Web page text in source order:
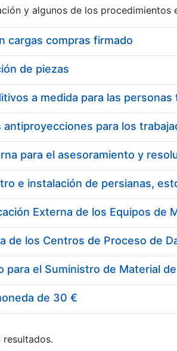
y algunos de los procedimientos
cargas compras firmado
de piezas
e instalación de persianas,
de 30 €